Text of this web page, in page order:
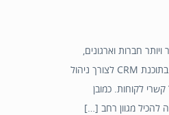
ויותר חברות וארגונים,
הבוחרים להשתמש בתוכנת CRM לצורך ניהול
קשרי לקוחות. כמובן